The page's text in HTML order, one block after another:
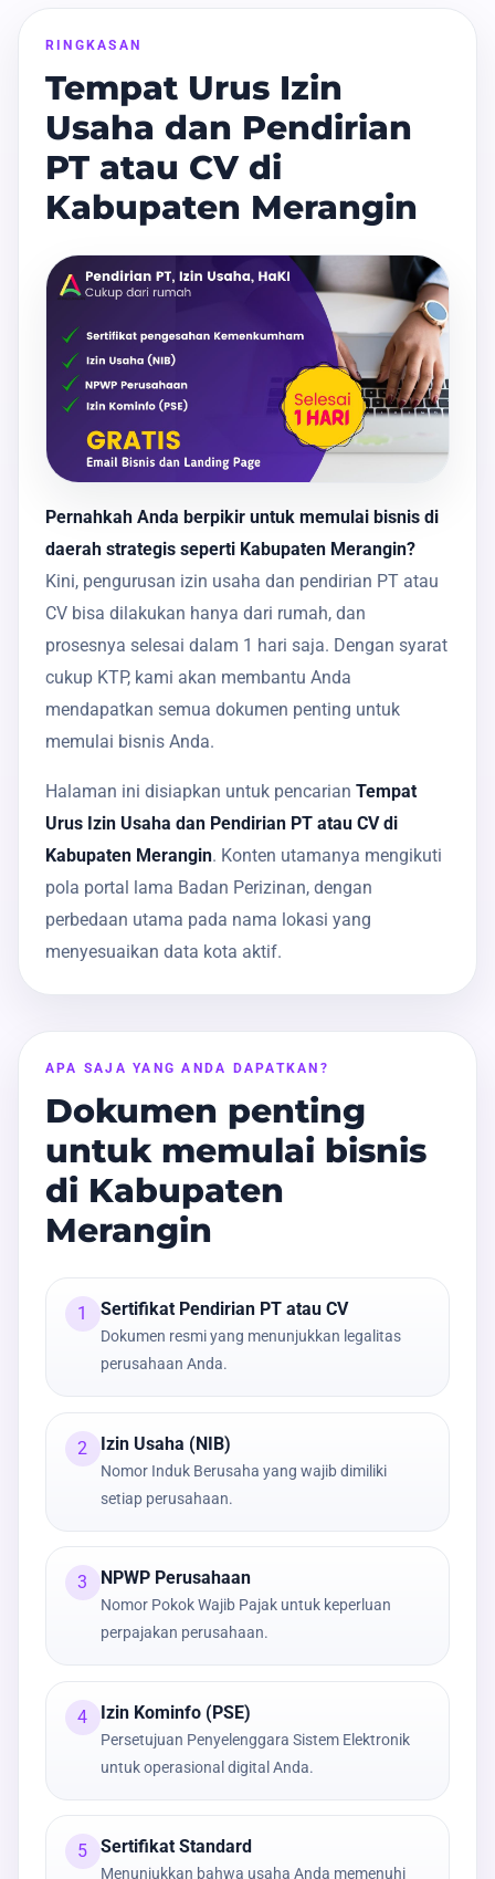
RINGKASAN
Tempat Urus Izin
Usaha dan Pendirian
PT atau CV di
Kabupaten Merangin
Pernahkah Anda berpikir untuk memulai bisnis di
daerah strategis seperti Kabupaten Merangin?
Kini, pengurusan izin usaha dan pendirian PT atau
CV bisa dilakukan hanya dari rumah, dan
prosesnya selesai dalam 1 hari saja. Dengan syarat
cukup KTP, kami akan membantu Anda
mendapatkan semua dokumen penting untuk
memulai bisnis Anda.
Halaman ini disiapkan untuk pencarian Tempat
Urus Izin Usaha dan Pendirian PT atau CV di
Kabupaten Merangin. Konten utamanya mengikuti
pola portal lama Badan Perizinan, dengan
perbedaan utama pada nama lokasi yang
menyesuaikan data kota aktif.
APA SAJA YANG ANDA DAPATKAN?
Dokumen penting
untuk memulai bisnis
di Kabupaten
Merangin
1 Sertifikat Pendirian PT atau CV
Dokumen resmi yang menunjukkan legalitas
perusahaan Anda.
2 Izin Usaha (NIB)
Nomor Induk Berusaha yang wajib dimiliki
setiap perusahaan.
3 NPWP Perusahaan
Nomor Pokok Wajib Pajak untuk keperluan
perpajakan perusahaan.
4 Izin Kominfo (PSE)
Persetujuan Penyelenggara Sistem Elektronik
untuk operasional digital Anda.
5 Sertifikat Standard
Menunjukkan bahwa usaha Anda memenuhi